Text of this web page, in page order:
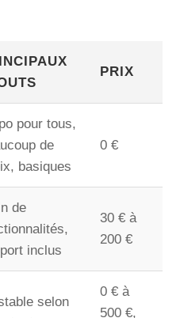
PRIX
pour tous,
de
basiques
0 €
de
inclus
30 € à
200 €
selon
0 € à
500 €,